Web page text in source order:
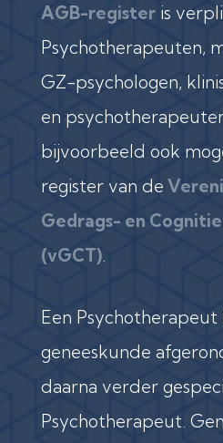
AGB-registeris
Psychotherapeuten,
GZ-psychologen,
en
bijvoorbeeld ook
register van de
Gedrags- en
(vGCT).
Een
geneeskunde
daarna verder
Psychotherapeut.